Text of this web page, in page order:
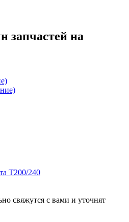
запчастей на
Т200/240
свяжутся с вами и уточнят